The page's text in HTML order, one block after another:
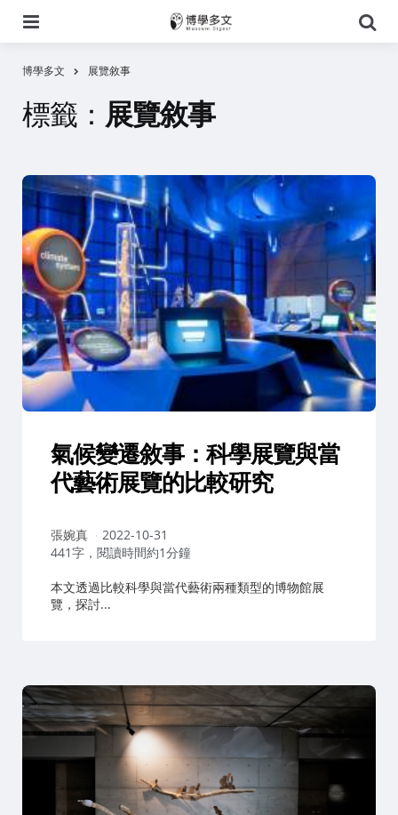
尋
博學多文 展覽敘事
標籤： 展覽敘事
氣候變遷敘事：科學展覽與當
代藝術展覽的比較研究
作
者：
張婉真
2022-10-31
441字，閱讀時間約1分鐘
本文透過比較科學與當代藝術兩種類型的博物館展
覽，探討...